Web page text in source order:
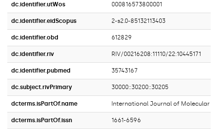
dc.identifier.utWos 000816573800001
dc.identifier.eidScopus 2-s2.0-85132113403
dc.identifier.obd 612829
dc.identifier.riv RIV/00216208:11110/22:10445171
dc.identifier.pubmed 35743167
dc.subject.rivPrimary 30000::30200::30205
dcterms.isPartOf.name International Journal of Molecular
dcterms.isPartOf.issn 1661-6596